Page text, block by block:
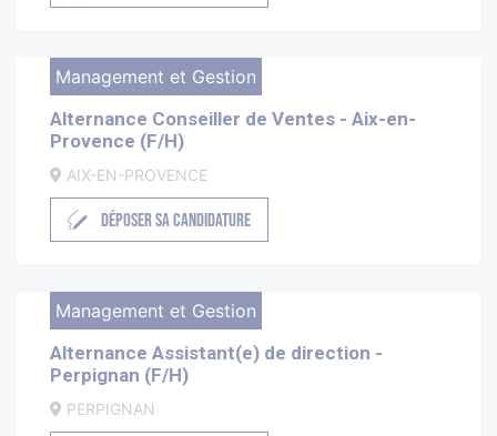
Management et Gestion
Alternance Conseiller de Ventes - Aix-en-
Provence (F/H)
AIX-EN-PROVENCE
DÉPOSER SA CANDIDATURE
Management et Gestion
Alternance Assistant(e) de direction -
Perpignan (F/H)
PERPIGNAN